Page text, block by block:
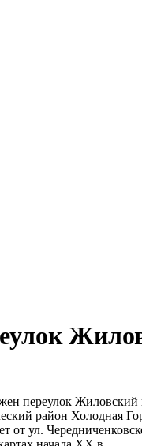
переулок Жиловский
район Холодная
от ул.